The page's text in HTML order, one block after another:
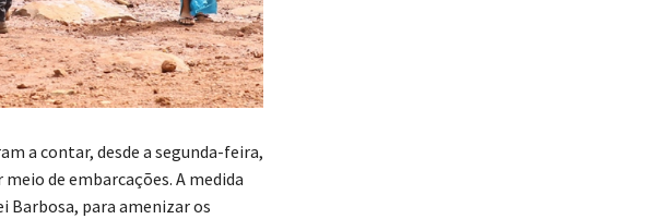
a contar, desde a segunda-feira,
de embarcações. A medida
Barbosa, para amenizar os